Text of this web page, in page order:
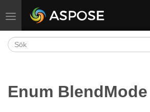
Växla navigering
Enum BlendMode